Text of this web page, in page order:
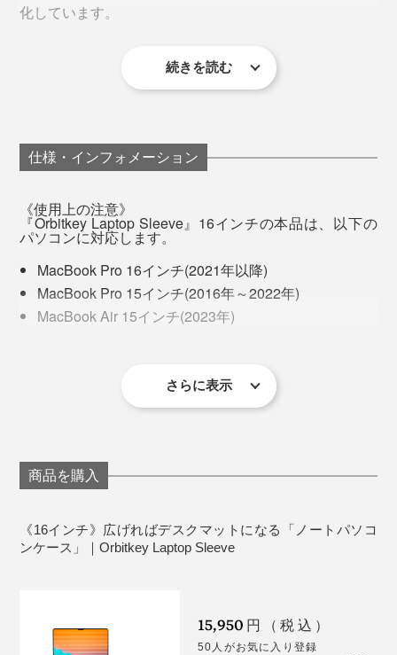
カフェでのひとり作業で。クライアント先でのミーティ
『Orbitkey Laptop Sleeve』を広げれば、瞬時に、“あな
ただけのワークスペース”のできあがり。
すばやく仕事に集中できるから、アイデアがどんどん湧
いてくるのを感じるはず。
あっという間に、“あなただけのワークスペース”が完成
ノートパソコンを取り出した収納ポケットの外側は、そ
適度なクッション感があるので、アイデアや書類をまと
化しています。
ズ・イン氏と薬剤師だったレックス・クオ氏が開発・起
業しました。
ることがわずらわしかったチャールズは、従来のリング
ではなく、ボルトとナットで鍵を束ねた試作品を、幼な
続きを読む
仕様・インフォメーション
《使用上の注意》
『Orbitkey Laptop Sleeve』16インチの本品は、以下の
パソコンに対応します。
MacBook Pro 16インチ(2021年以降)
MacBook Pro 15インチ(2016年～2022年)
MacBook Air 15インチ(2023年)
Lenovo X1 Carbon (第3世代2015年～第8世代2020年)
Lenovo X1 Yoga(第1世代2016年～第5世代2020年)
《商品仕様》
開いた状態のサイズ：（約）40.2×73cm
重さ：約580g
さらに表示
商品を購入
《16インチ》広げればデスクマットになる「ノートパソコ
ンケース」｜Orbitkey Laptop Sleeve
15,950 円（税込）
50人がお気に入り登録